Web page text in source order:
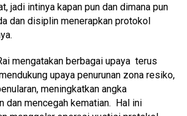
jadi intinya kapan pun dan dimana pun
dan disiplin menerapkan protokol
mengatakan berbagai upaya terus
upaya penurunan zona resiko,
meningkatkan angka
dan mencegah kematian. Hal ini